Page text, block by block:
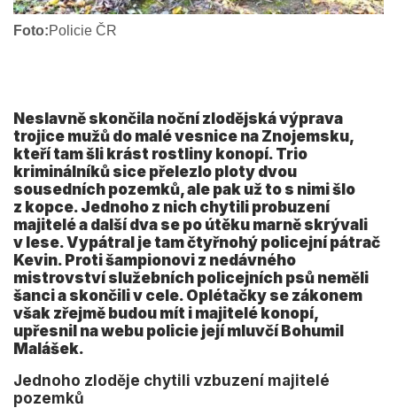
Foto:Policie ČR
Neslavně skončila noční zlodějská výprava
trojice mužů do malé vesnice na Znojemsku,
kteří tam šli krást rostliny konopí. Trio
kriminálníků sice přelezlo ploty dvou
sousedních pozemků, ale pak už to s nimi šlo
z kopce. Jednoho z nich chytili probuzení
majitelé a další dva se po útěku marně skrývali
v lese. Vypátral je tam čtyřnohý policejní pátrač
Kevin. Proti šampionovi z nedávného
mistrovství služebních policejních psů neměli
šanci a skončili v cele. Oplétačky se zákonem
však zřejmě budou mít i majitelé konopí,
upřesnil na webu policie její mluvčí Bohumil
Malášek.
Jednoho zloděje chytili vzbuzení majitelé
pozemků